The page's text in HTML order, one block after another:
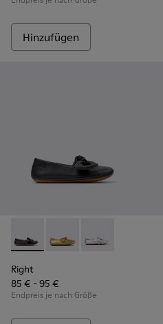
Hinzufügen
Right - K800702-006 -
Right - K800702-004
Right -
Right
85 € - 95 €
Endpreis je nach Größe